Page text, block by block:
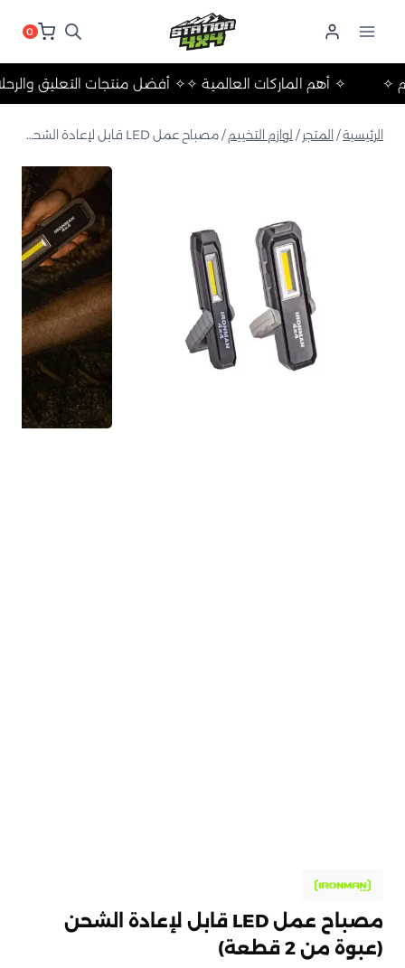
0
✧ أفضل منتجات✧ أهم الماركات العالمية ✧ ✧
الرئيسية/ المتجر / لوازم التخييم / مصباح عمل LED قابل لإعادة الشحن (عبوة من 2 قطعة)
مصباح عمل LED قابل لإعادة الشحن
(عبوة من 2 قطعة)